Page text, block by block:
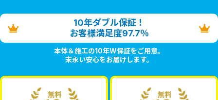
10年ダブル保証！
お客様満足度97.7％
本体＆施工の10年W保証をご用意。
末永い安心をお届けします。